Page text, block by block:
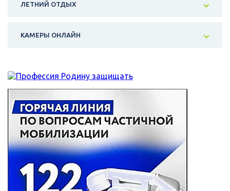
ЛЕТНИЙ ОТДЫХ
КАМЕРЫ ОНЛАЙН